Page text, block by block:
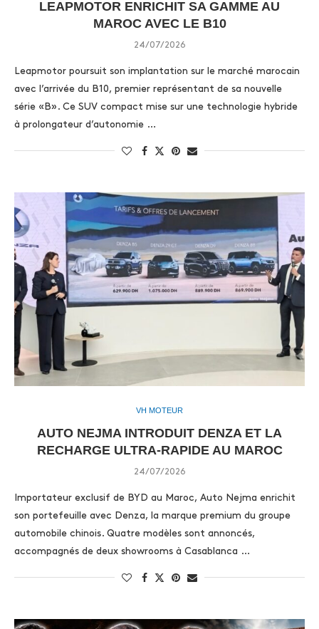
LEAPMOTOR ENRICHIT SA GAMME AU
MAROC AVEC LE B10
24/07/2026
Leapmotor poursuit son implantation sur le marché marocain
avec l’arrivée du B10, premier représentant de sa nouvelle
série «B». Ce SUV compact mise sur une technologie hybride
à prolongateur d’autonomie …
VH MOTEUR
AUTO NEJMA INTRODUIT DENZA ET LA
RECHARGE ULTRA-RAPIDE AU MAROC
24/07/2026
Importateur exclusif de BYD au Maroc, Auto Nejma enrichit
son portefeuille avec Denza, la marque premium du groupe
automobile chinois. Quatre modèles sont annoncés,
accompagnés de deux showrooms à Casablanca …